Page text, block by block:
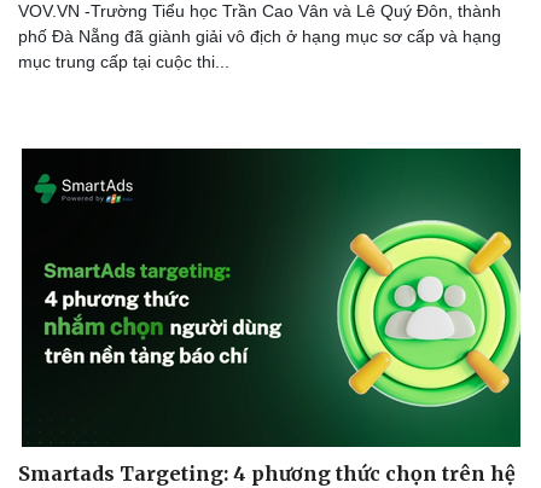
VOV.VN -Trường Tiểu học Trần Cao Vân và Lê Quý Đôn, thành
phố Đà Nẵng đã giành giải vô địch ở hạng mục sơ cấp và hạng
mục trung cấp tại cuộc thi...
Smartads Targeting: 4 phương thức chọn trên hệ